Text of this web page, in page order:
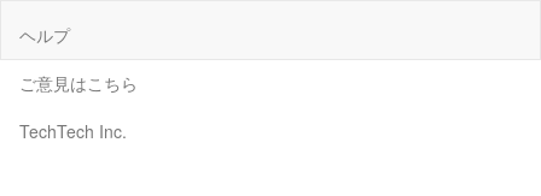
ヘルプ
ご意見はこちら
TechTech Inc.